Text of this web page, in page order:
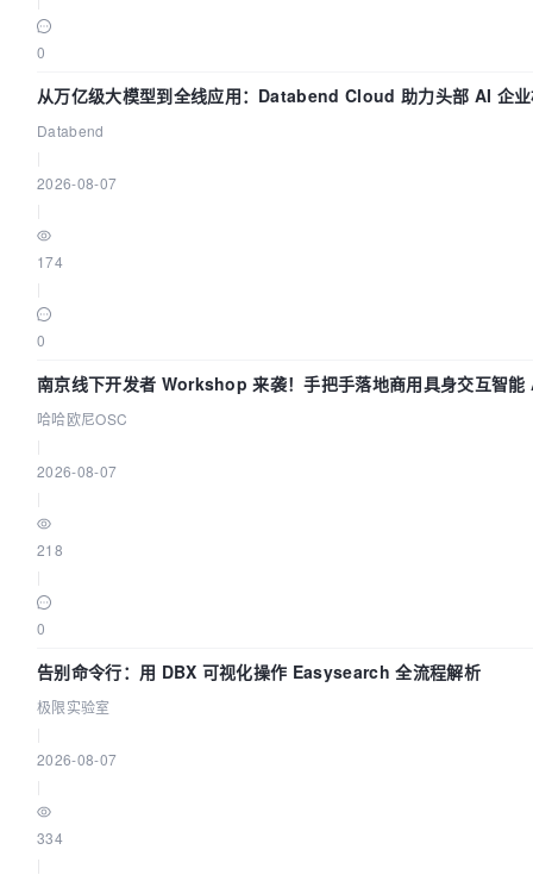
0
从万亿级大模型到全线应用：Databend Cloud 助力头部 AI 企
Databend
2026-08-07
174
0
南京线下开发者 Workshop 来袭！手把手落地商用具身交互智
哈哈欧尼OSC
2026-08-07
218
0
告别命令行：用 DBX 可视化操作 Easysearch 全流程解析
极限实验室
2026-08-07
334